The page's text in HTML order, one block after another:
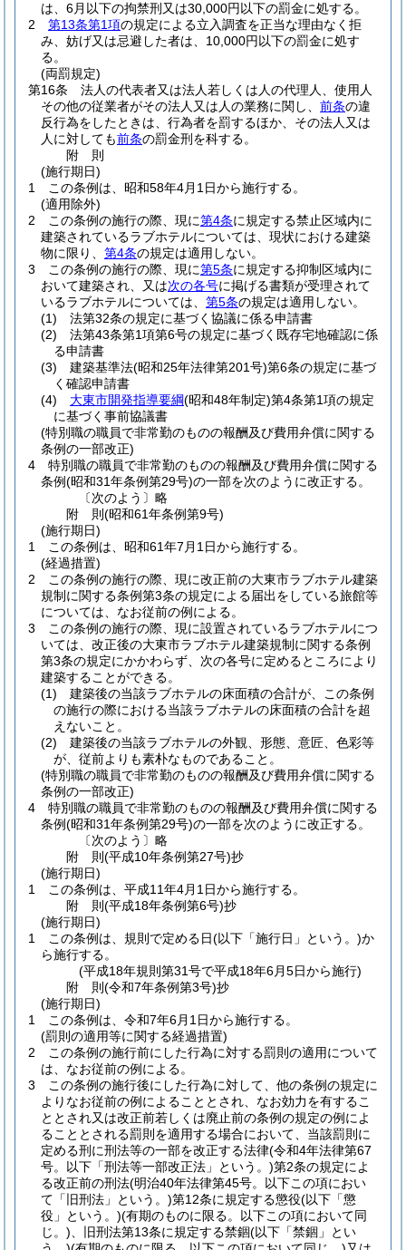
は、6月以下の拘禁刑又は30,000円以下の罰金に処する。
2
第13条第1項の規定による立入調査を正当な理由なく拒
み、妨げ又は忌避した者は、10,000円以下の罰金に処す
る。
(両罰規定)
第16条
法人の代表者又は法人若しくは人の代理人、使用人
その他の従業者がその法人又は人の業務に関し、 前条の違
反行為をしたときは、行為者を罰するほか、その法人又は
人に対しても前条の罰金刑を科する。
附 則
(施行期日)
1
この条例は、昭和58年4月1日から施行する。
(適用除外)
2
この条例の施行の際、現に第4条に規定する禁止区域内に
建築されているラブホテルについては、現状における建築
物に限り、 第4条の規定は適用しない。
3
この条例の施行の際、現に第5条に規定する抑制区域内に
おいて建築され、又は次の各号に掲げる書類が受理されて
いるラブホテルについては、 第5条の規定は適用しない。
(1)
法第32条の規定に基づく協議に係る申請書
(2)
法第43条第1項第6号の規定に基づく既存宅地確認に係
る申請書
(3)
建築基準法(昭和25年法律第201号)第6条の規定に基づ
く確認申請書
(4)
大東市開発指導要綱(昭和48年制定)第4条第1項の規定
に基づく事前協議書
(特別職の職員で非常勤のものの報酬及び費用弁償に関する
条例の一部改正)
4
特別職の職員で非常勤のものの報酬及び費用弁償に関する
条例(昭和31年条例第29号)の一部を次のように改正する。
〔次のよう〕略
附 則(昭和61年条例第9号)
(施行期日)
1
この条例は、昭和61年7月1日から施行する。
(経過措置)
2
この条例の施行の際、現に改正前の大東市ラブホテル建築
規制に関する条例第3条の規定による届出をしている旅館等
については、なお従前の例による。
3
この条例の施行の際、現に設置されているラブホテルにつ
いては、改正後の大東市ラブホテル建築規制に関する条例
第3条の規定にかかわらず、次の各号に定めるところにより
建築することができる。
(1)
建築後の当該ラブホテルの床面積の合計が、この条例
の施行の際における当該ラブホテルの床面積の合計を超
えないこと。
(2)
建築後の当該ラブホテルの外観、形態、意匠、色彩等
が、従前よりも素朴なものであること。
(特別職の職員で非常勤のものの報酬及び費用弁償に関する
条例の一部改正)
4
特別職の職員で非常勤のものの報酬及び費用弁償に関する
条例(昭和31年条例第29号)の一部を次のように改正する。
〔次のよう〕略
附 則(平成10年条例第27号)抄
(施行期日)
1
この条例は、平成11年4月1日から施行する。
附 則(平成18年条例第6号)抄
(施行期日)
1
この条例は、規則で定める日(以下「施行日」という。)か
ら施行する。
(平成18年規則第31号で平成18年6月5日から施行)
附 則(令和7年条例第3号)抄
(施行期日)
1
この条例は、令和7年6月1日から施行する。
(罰則の適用等に関する経過措置)
2
この条例の施行前にした行為に対する罰則の適用について
は、なお従前の例による。
3
この条例の施行後にした行為に対して、他の条例の規定に
よりなお従前の例によることとされ、なお効力を有するこ
ととされ又は改正前若しくは廃止前の条例の規定の例によ
ることとされる罰則を適用する場合において、当該罰則に
定める刑に刑法等の一部を改正する法律(令和4年法律第67
号。以下「刑法等一部改正法」という。)第2条の規定によ
る改正前の刑法(明治40年法律第45号。以下この項におい
て「旧刑法」という。)第12条に規定する懲役(以下「懲
役」という。)(有期のものに限る。以下この項において同
じ。) 、旧刑法第13条に規定する禁錮(以下「禁錮」とい